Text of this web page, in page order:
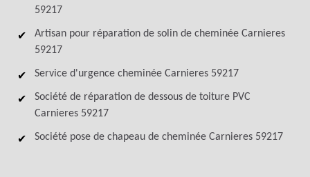
59217
Artisan pour réparation de solin de cheminée Carnieres
59217
Service d'urgence cheminée Carnieres 59217
Société de réparation de dessous de toiture PVC
Carnieres 59217
Société pose de chapeau de cheminée Carnieres 59217